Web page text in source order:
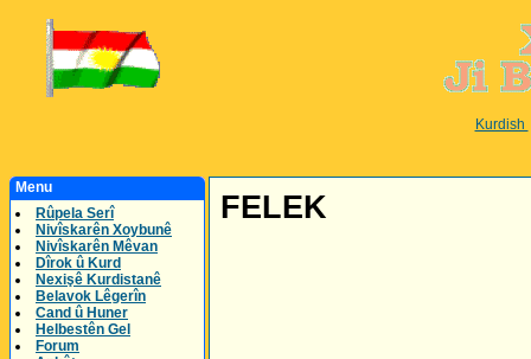
Kurdish
Menu
Rûpela Serî
Nivîskarên Xoybunê
Nivîskarên Mêvan
Dîrok û Kurd
Nexişê Kurdistanê
Belavok Lêgerîn
Cand û Huner
Helbestên Gel
Forum
FELEK